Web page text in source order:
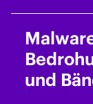
und